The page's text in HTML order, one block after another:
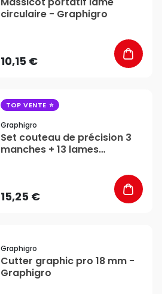
circulaire - Graphigro
10,15 €
TOP VENTE
Graphigro
Set couteau de précision 3
manches + 13 lames
15,25 €
Graphigro
Cutter graphic pro 18 mm -
Graphigro